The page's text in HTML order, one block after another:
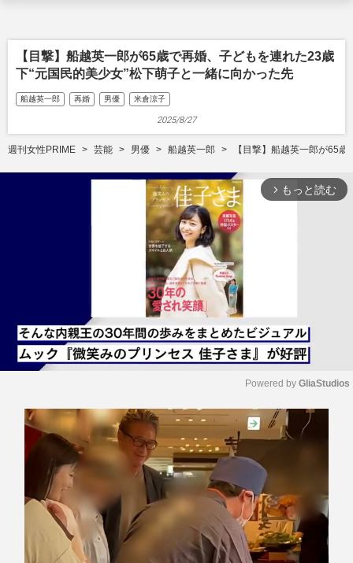
【目撃】船越英一郎が65歳で再婚、子どもを連れた23歳
下“元国民的美少女”松下萌子と一緒に向かった先
船越英一郎 再婚 男優 米倉涼子
2025/8/27
週刊女性PRIME 芸能 男優 船越英一郎 【目撃】船越英一郎が65
arrow_forward_ios もっと読む
Powered by GliaStudios